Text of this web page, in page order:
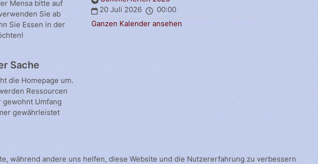
Mensa bitte auf
Sie ab
Sie Essen in der
Sache
die Homepage um.
Ressourcen
Umfang
gewährleistet
20 Juli 2026
00:00
Ganzen Kalender ansehen
während andere uns helfen, diese Website und die Nutzererfahrung zu verbessern